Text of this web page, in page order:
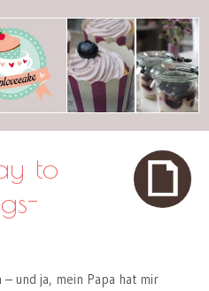
to
und ja, mein Papa hat mir